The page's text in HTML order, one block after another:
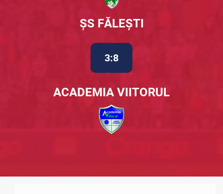
ȘS FĂLEȘTI
3:8
ACADEMIA VIITORUL